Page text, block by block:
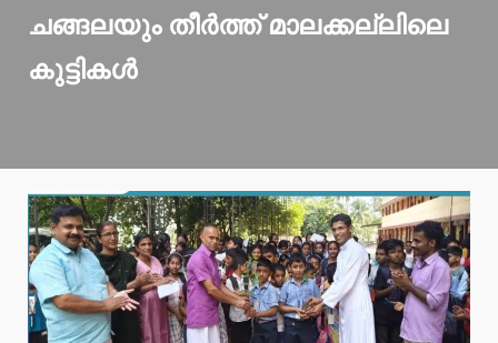
ചങ്ങലയും തീർത്ത് മാലക്കല്ലിലെ
കുട്ടികൾ